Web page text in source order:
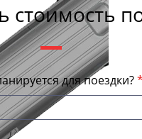
стоимость
для поездки?